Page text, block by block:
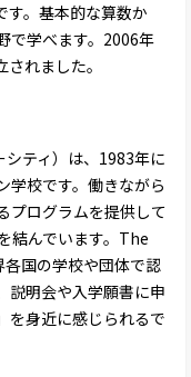
す。基本的な算数か
で学べます。2006年
れました。
ティ）は、1983年に
学校です。働きながら
プログラムを提供して
結んでいます。The
国の学校や団体で認
説明会や入学願書に申
を身近に感じられるで